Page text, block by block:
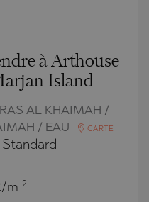
à Arthouse
Island
AL KHAIMAH /
/ EAU
CARTE
Standard
m 2